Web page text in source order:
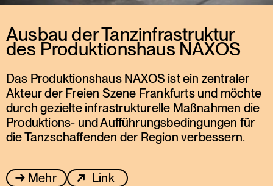
Ausbau der Tanzinfrastruktur
des Produktionshaus NAXOS
Das Produktionshaus NAXOS ist ein zentraler
Akteur der Freien Szene Frankfurts und möchte
durch gezielte infrastrukturelle Maßnahmen die
Produktions- und Aufführungsbedingungen für
die Tanzschaffenden der Region verbessern.
Mehr Link